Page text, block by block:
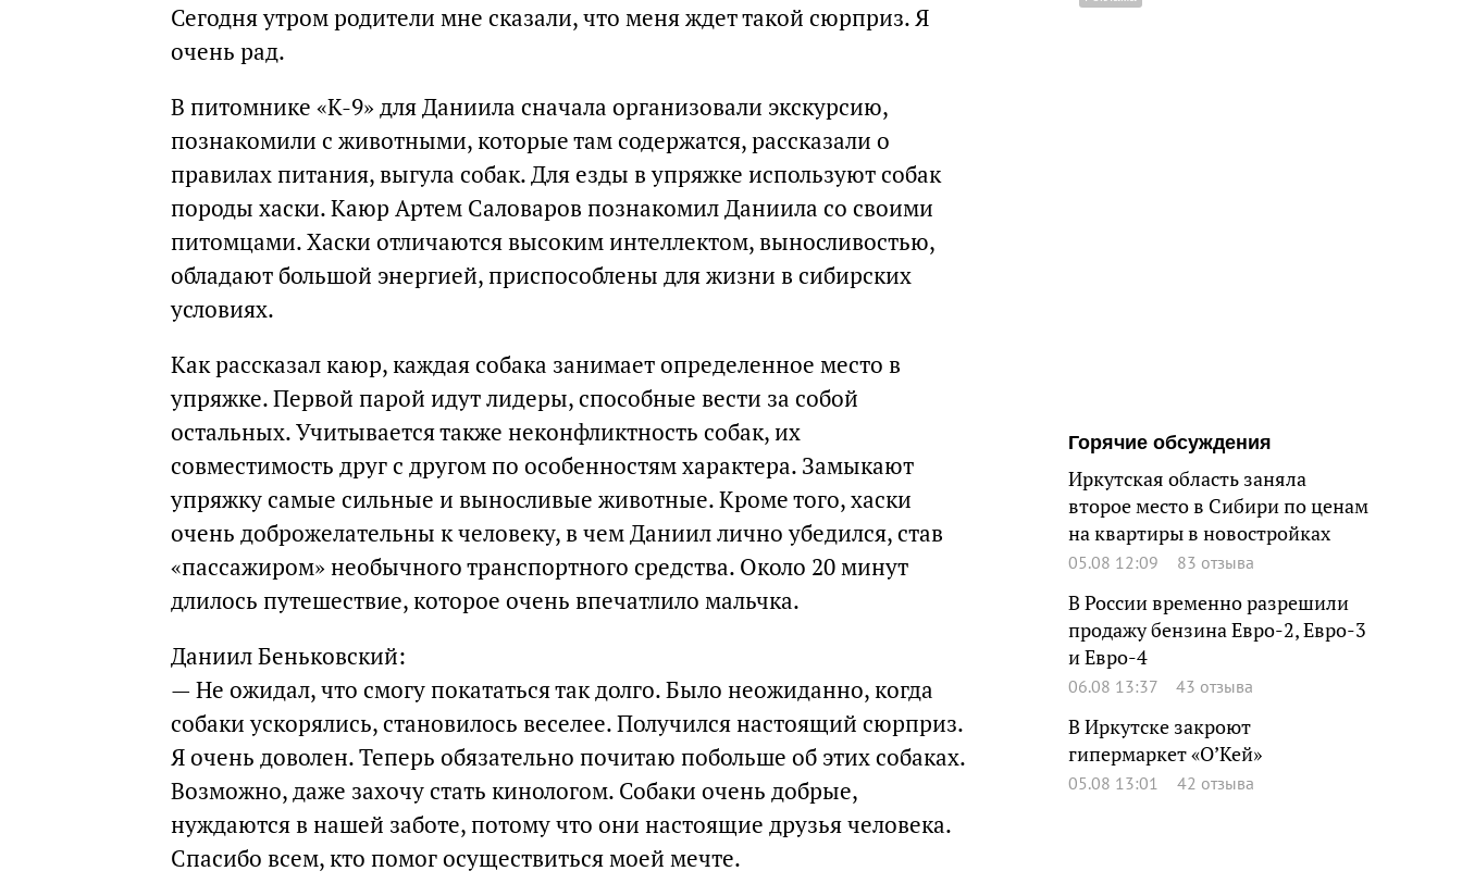
Сегодня утром родители мне сказали, что меня ждет такой сюрприз. Я
очень рад.
В питомнике «К-9» для Даниила сначала организовали экскурсию,
познакомили с животными, которые там содержатся, рассказали о
правилах питания, выгула собак. Для езды в упряжке используют собак
породы хаски. Каюр Артем Саловаров познакомил Даниила со своими
питомцами. Хаски отличаются высоким интеллектом, выносливостью,
обладают большой энергией, приспособлены для жизни в сибирских
условиях.
Как рассказал каюр, каждая собака занимает определенное место в
упряжке. Первой парой идут лидеры, способные вести за собой
остальных. Учитывается также неконфликтность собак, их
совместимость друг с другом по особенностям характера. Замыкают
упряжку самые сильные и выносливые животные. Кроме того, хаски
очень доброжелательны к человеку, в чем Даниил лично убедился, став
«пассажиром» необычного транспортного средства. Около 20 минут
длилось путешествие, которое очень впечатлило мальчка.
Даниил Беньковский:
— Не ожидал, что смогу покататься так долго. Было неожиданно, когда
собаки ускорялись, становилось веселее. Получился настоящий сюрприз.
Я очень доволен. Теперь обязательно почитаю побольше об этих собаках.
Возможно, даже захочу стать кинологом. Собаки очень добрые,
нуждаются в нашей заботе, потому что они настоящие друзья человека.
Спасибо всем, кто помог осуществиться моей мечте.
Горячие обсуждения
Иркутская область заняла
второе место в Сибири по ценам
на квартиры в новостройках
05.08 12:09 83 отзыва
В России временно разрешили
продажу бензина Евро-2, Евро-3
и Евро-4
06.08 13:37 43 отзыва
В Иркутске закроют
гипермаркет «О’Кей»
05.08 13:01 42 отзыва